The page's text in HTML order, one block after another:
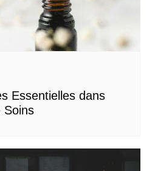
Essentielles dans
Soins